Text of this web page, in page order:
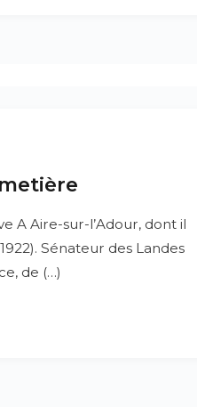
A Aire-sur-l’Adour, dont il
Sénateur des Landes
de (…)